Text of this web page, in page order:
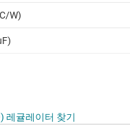
W)
(mV)
레귤레이터 찾기